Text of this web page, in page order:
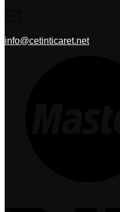
info@cetinticaret.net